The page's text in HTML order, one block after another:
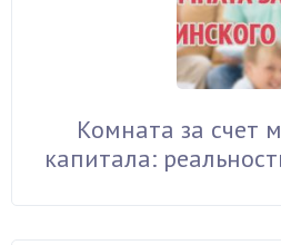
Комната за счет
капитала: